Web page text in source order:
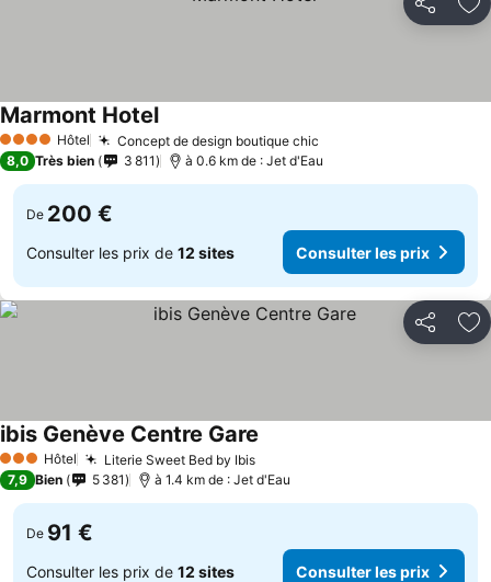
Partager
4 Étoiles Hôtel Concept de design boutique chic
Marmont Hotel
8,0 Très bien 3 811 à 0.6 km de : Jet d'Eau
De 200 €
Consulter les prix de 12 sites Consulter les prix
Partager
3 ÉtoilesHôtel Literie Sweet Bed by Ibis
ibis Genève Centre Gare
7,9 Bien 5 381 à 1.4 km de : Jet d'Eau
De 91 €
Consulter les prix de 12 sites Consulter les prix